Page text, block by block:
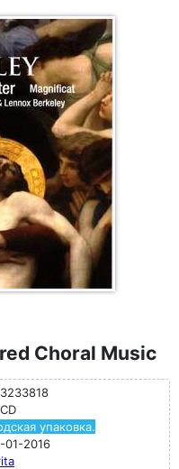
Choral Music
упаковка.
01-2016